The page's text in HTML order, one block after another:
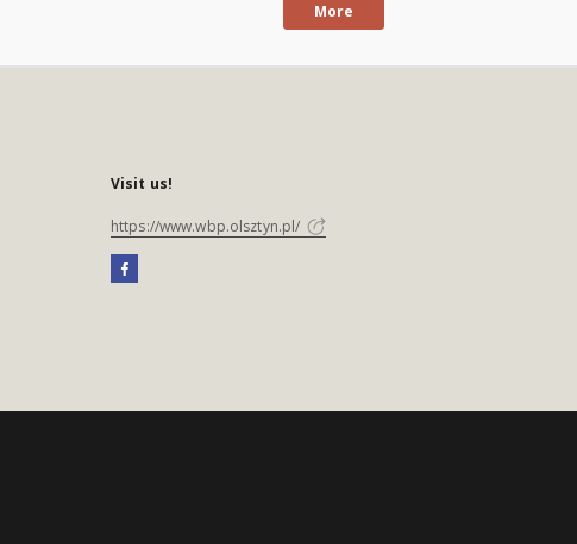
More
Visit us!
https://www.wbp.olsztyn.pl/